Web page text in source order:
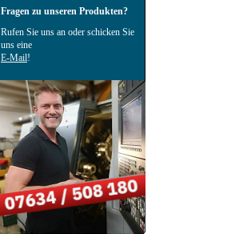
Fragen zu unseren Produkten?
Rufen Sie uns an oder schicken Sie
uns eine
E-Mail!